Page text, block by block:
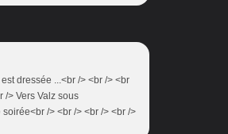
dressée ...<br /> <br /> <br
/> Vers Valz sous
/> <br /> <br /> <br />